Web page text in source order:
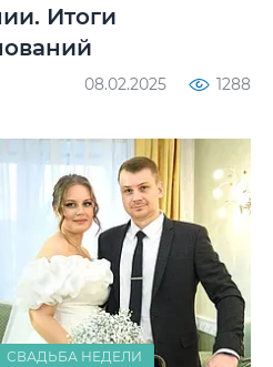
Итоги
08.02.2025 1288
СВАДЬБА НЕДЕЛИ